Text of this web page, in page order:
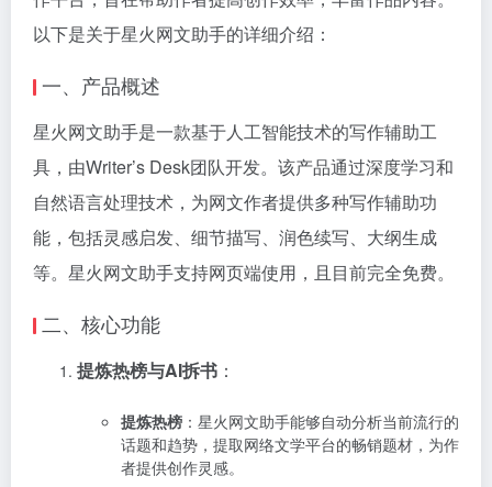
以下是关于星火网文助手的详细介绍：
一、产品概述
星火网文助手是一款基于人工智能技术的写作辅助工
具，由Writer’s Desk团队开发。该产品通过深度学习和
自然语言处理技术，为网文作者提供多种写作辅助功
能，包括灵感启发、细节描写、润色续写、大纲生成
等。星火网文助手支持网页端使用，且目前完全免费。
二、核心功能
提炼热榜与AI拆书 ：
提炼热榜 ：星火网文助手能够自动分析当前流行的
话题和趋势，提取网络文学平台的畅销题材，为作
者提供创作灵感。